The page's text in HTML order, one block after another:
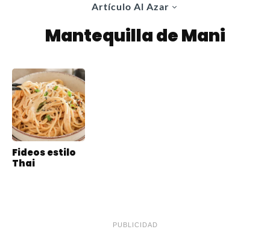
Artículo Al Azar
Mantequilla de Mani
Fideos estilo
Thai
PUBLICIDAD